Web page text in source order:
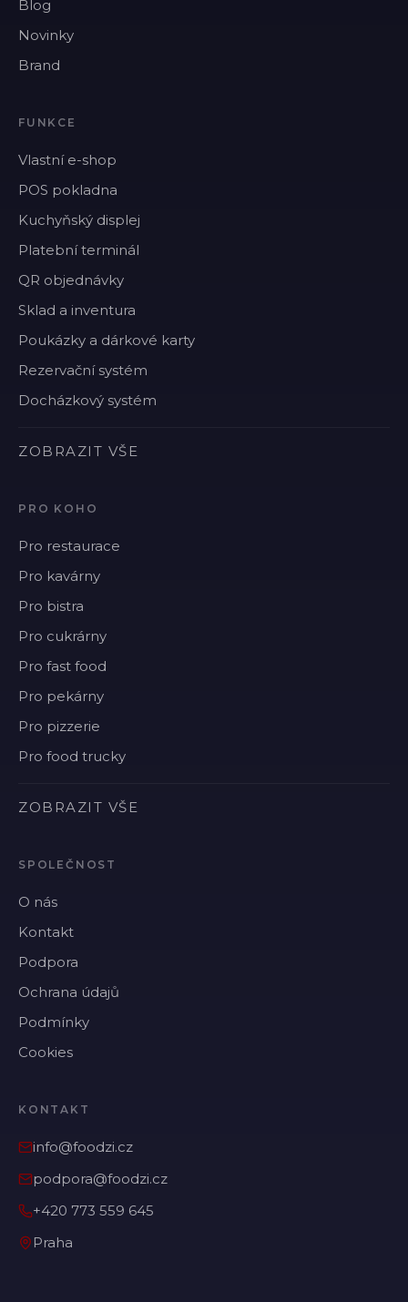
Blog
Novinky
Brand
FUNKCE
Vlastní e-shop
POS pokladna
Kuchyňský displej
Platební terminál
QR objednávky
Sklad a inventura
Poukázky a dárkové karty
Rezervační systém
Docházkový systém
ZOBRAZIT VŠE
PRO KOHO
Pro restaurace
Pro kavárny
Pro bistra
Pro cukrárny
Pro fast food
Pro pekárny
Pro pizzerie
Pro food trucky
ZOBRAZIT VŠE
SPOLEČNOST
O nás
Kontakt
Podpora
Ochrana údajů
Podmínky
Cookies
KONTAKT
info@foodzi.cz
podpora@foodzi.cz
+420 773 559 645
Praha